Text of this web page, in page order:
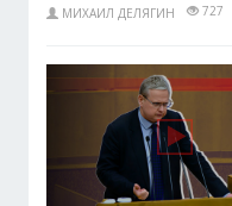
МИХАИЛ ДЕЛЯГИН 727